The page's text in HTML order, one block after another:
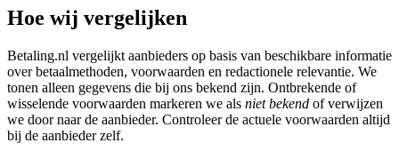
Hoe wij vergelijken
Betaling.nl vergelijkt aanbieders op basis van beschikbare informatie
over betaalmethoden, voorwaarden en redactionele relevantie. We
tonen alleen gegevens die bij ons bekend zijn. Ontbrekende of
wisselende voorwaarden markeren we als niet bekend of verwijzen
we door naar de aanbieder. Controleer de actuele voorwaarden altijd
bij de aanbieder zelf.